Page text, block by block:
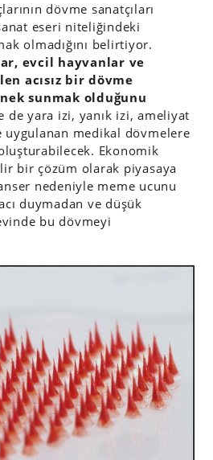
dövme sanatçıları
eseri niteliğindeki
olmadığını belirtiyor.
evcil hayvanlar ve
acısız bir dövme
sunmak olduğunu
de yara izi, yanık izi, ameliyat
medikal dövmelere
Ekonomik
bir çözüm olarak piyasaya
nedeniyle meme ucunu
duymadan ve düşük
bu dövmeyi